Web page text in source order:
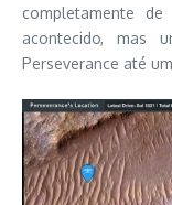
completamente
acontecido, mas
Perseverance até